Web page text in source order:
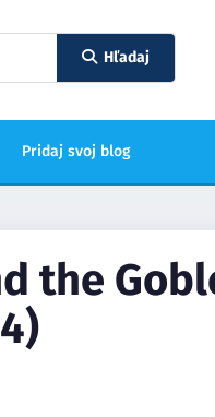
Hľadaj
Pridaj svoj blog
the